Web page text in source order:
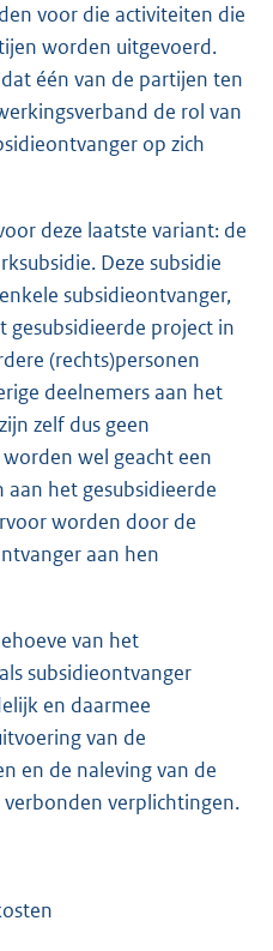
voor die activiteiten die
worden uitgevoerd.
één van de partijen ten
de rol van
op zich
deze laatste variant: de
Deze subsidie
subsidieontvanger,
project in
(rechts)personen
deelnemers aan het
zelf dus geen
wel geacht een
het gesubsidieerde
worden door de
aan hen
van het
subsidieontvanger
en daarmee
van de
en de naleving van de
verplichtingen.